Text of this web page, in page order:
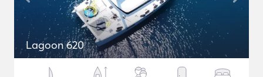
Lagoon 620